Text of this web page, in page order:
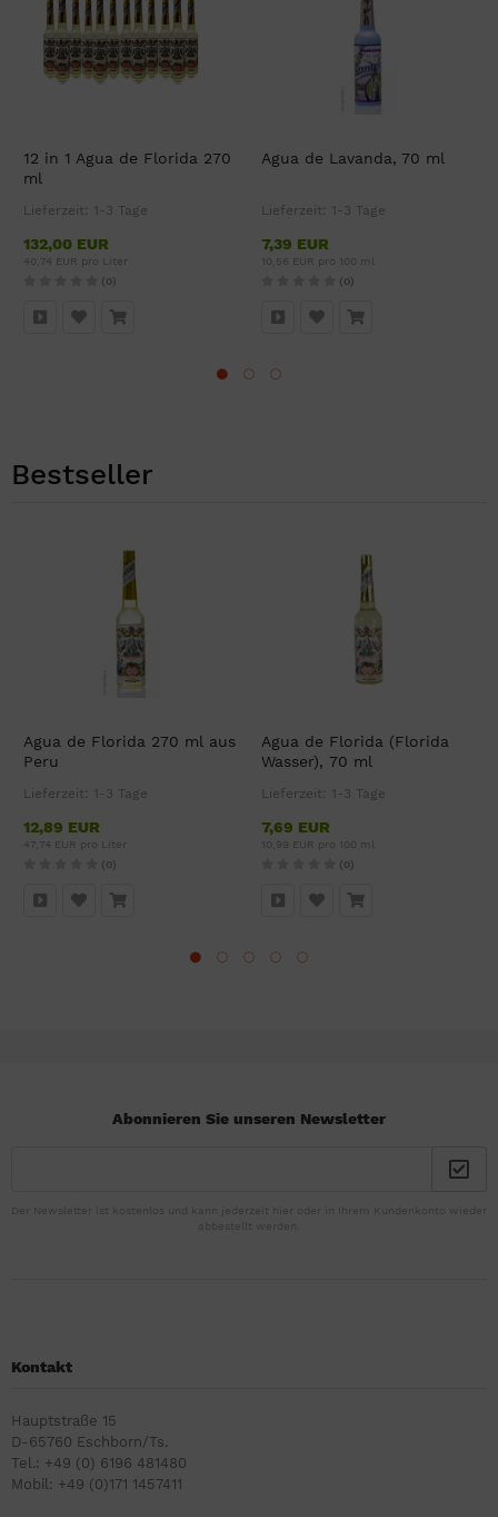
12 in 1 Agua de Florida 270
ml
Lieferzeit: 1-3 Tage
132,00 EUR
40,74 EUR pro Liter
(0)
Agua de Lavanda, 70 ml
Lieferzeit: 1-3 Tage
7,39 EUR
10,56 EUR pro 100 ml
(0)
Bestseller
Agua de Florida 270 ml aus
Peru
Lieferzeit: 1-3 Tage
12,89 EUR
47,74 EUR pro Liter
(0)
Agua de Florida (Florida
Wasser), 70 ml
Lieferzeit: 1-3 Tage
7,69 EUR
10,99 EUR pro 100 ml
(0)
Abonnieren Sie unseren Newsletter
Der Newsletter ist kostenlos und kann jederzeit hier oder in Ihrem Kundenkonto wieder
abbestellt werden.
Kontakt
Hauptstraße 15
D-65760 Eschborn/Ts.
Tel.: +49 (0) 6196 481480
Mobil: +49 (0)171 1457411